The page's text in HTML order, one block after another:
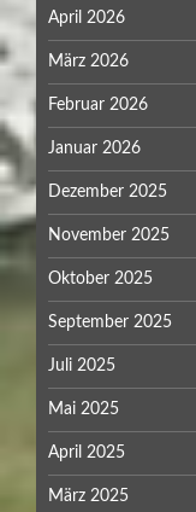
April 2026
März 2026
Februar 2026
Januar 2026
Dezember 2025
November 2025
Oktober 2025
September 2025
Juli 2025
Mai 2025
April 2025
März 2025